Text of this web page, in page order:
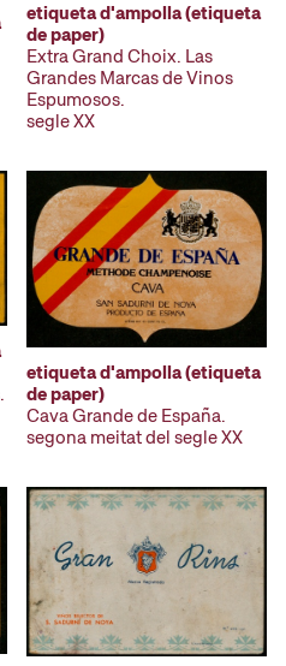
etiqueta d'ampolla (etiqueta
de paper)
Extra Grand Choix. Las
Grandes Marcas de Vinos
Espumosos.
segle XX
etiqueta d'ampolla (etiqueta
de paper)
Cava Grande de España.
segona meitat del segle XX